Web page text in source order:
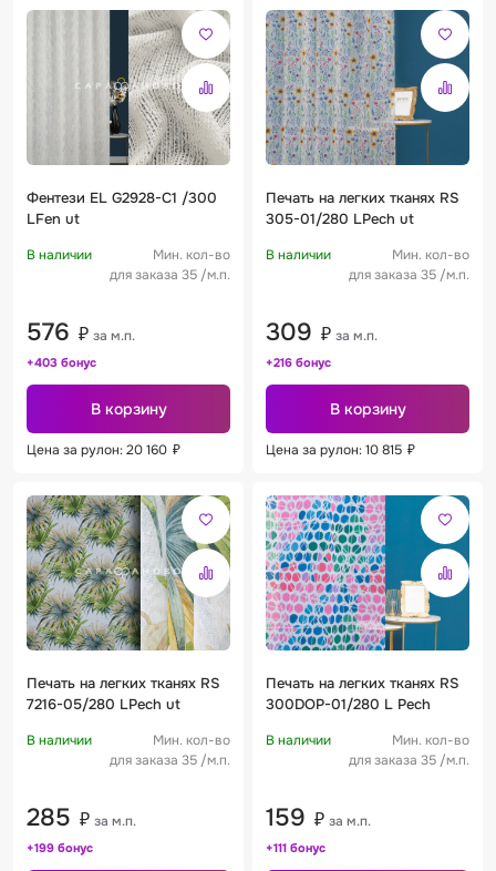
Фентези EL G2928-C1 /300
LFen ut
В наличии
Мин. кол-во
для заказа 35 /м.п.
576 ₽ за м.п.
+403 бонус
В корзину
Цена за рулон: 20 160 ₽
Печать на легких тканях RS
305-01/280 LPech ut
В наличии
Мин. кол-во
для заказа 35 /м.п.
309 ₽ за м.п.
+216 бонус
В корзину
Цена за рулон: 10 815 ₽
Печать на легких тканях RS
7216-05/280 LPech ut
В наличии
Мин. кол-во
для заказа 35 /м.п.
285 ₽ за м.п.
+199 бонус
Печать на легких тканях RS
300DOP-01/280 L Pech
В наличии
Мин. кол-во
для заказа 35 /м.п.
159 ₽ за м.п.
+111 бонус